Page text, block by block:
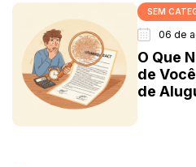
SEM
06 de
O Que
de
de